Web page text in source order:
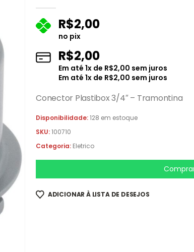
R$2,00
no pix
R$2,00
Em até 1x de R$2,00 sem juros
Em até 1x de R$2,00 sem juros
Conector Plastibox 3/4″ – Tramontina
Disponibilidade:128 em estoque
SKU:100710
Categoria: Eletrico
ADICIONAR À LISTA DE DESEJOS